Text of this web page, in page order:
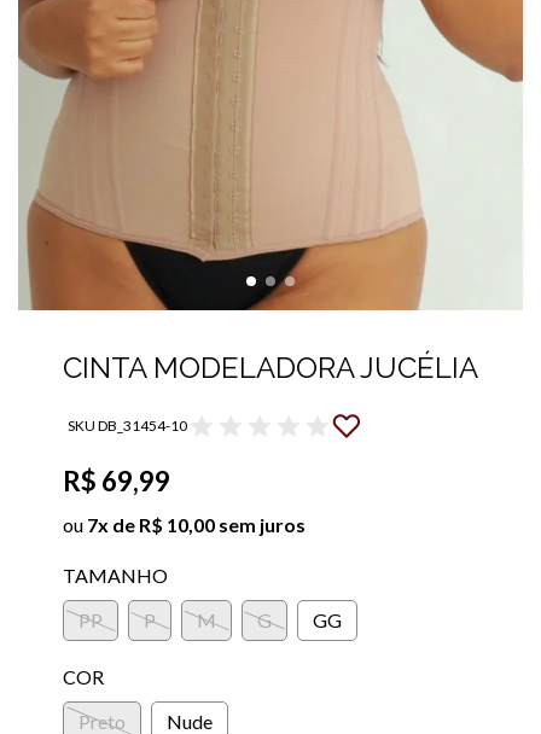
CINTA MODELADORA JUCÉLIA
SKU DB_31454-10
R$ 69,99
ou 7x de R$ 10,00 sem juros
TAMANHO
PP
P M G GG
COR
Preto
Nude